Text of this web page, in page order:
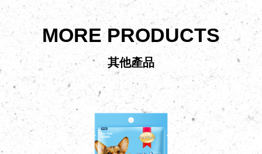
MORE PRODUCTS
其他產品